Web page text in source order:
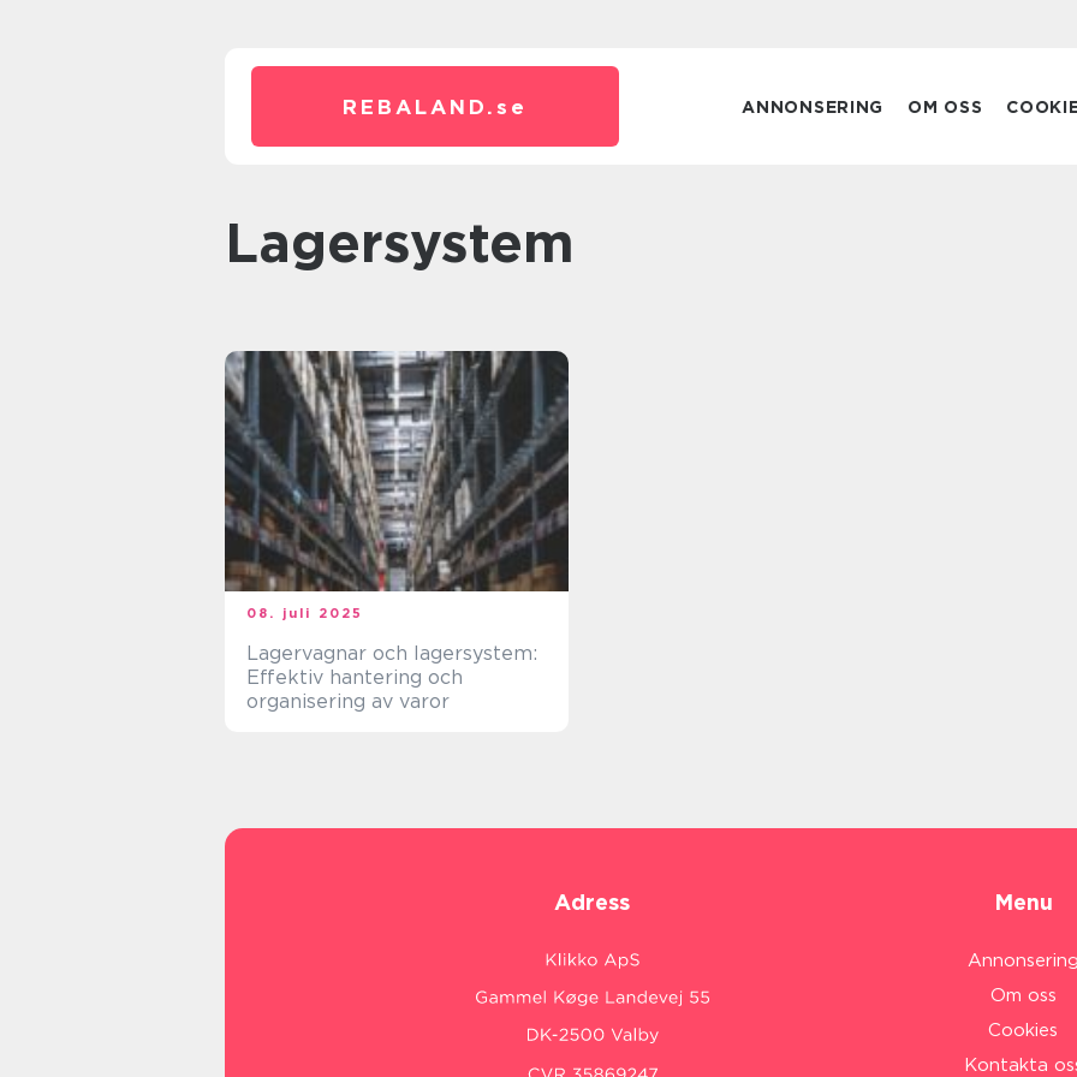
REBALAND. se ANNONSERING OM OSS
Lagersystem
08. juli 2025
Lagervagnar och lagersystem:
Effektiv hantering och
organisering av varor
Adress Menu
Om oss
Cookies
Kontakta